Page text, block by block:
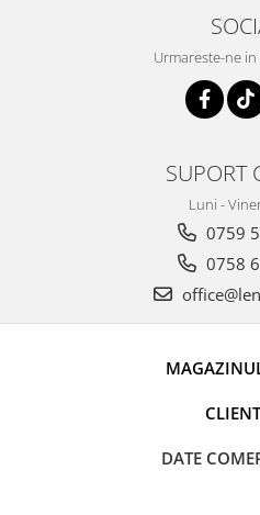
Echipamente de curatenie
Urmareste-ne
SUPORT
Luni -
0759
0758
DATE